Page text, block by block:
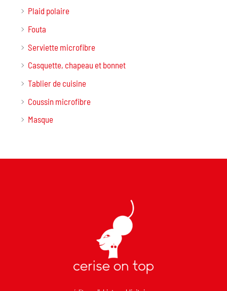
Plaid polaire
Fouta
Serviette microfibre
Casquette, chapeau et bonnet
Tablier de cuisine
Coussin microfibre
Masque